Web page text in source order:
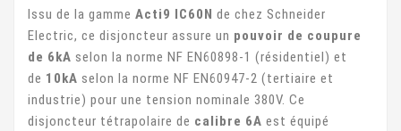
Issu de la gamme Acti9 IC60N de chez Schneider
Electric, ce disjoncteur assure un pouvoir de coupure
de 6kA selon la norme NF EN60898-1 (résidentiel) et
de 10kA selon la norme NF EN60947-2 (tertiaire et
industrie) pour une tension nominale 380V. Ce
disjoncteur tétrapolaire de calibre 6A est équipé